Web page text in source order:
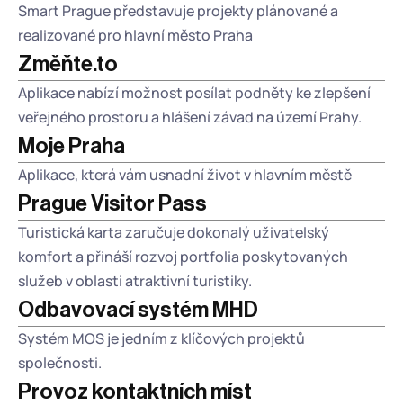
Smart Prague představuje projekty plánované a
realizované pro hlavní město Praha
Změňte.to
Aplikace nabízí možnost posílat podněty ke zlepšení
veřejného prostoru a hlášení závad na území Prahy.
Moje Praha
Aplikace, která vám usnadní život v hlavním městě
Prague Visitor Pass
Turistická karta zaručuje dokonalý uživatelský
komfort a přináší rozvoj portfolia poskytovaných
služeb v oblasti atraktivní turistiky.
Odbavovací systém MHD
Systém MOS je jedním z klíčových projektů
společnosti.
Provoz kontaktních míst